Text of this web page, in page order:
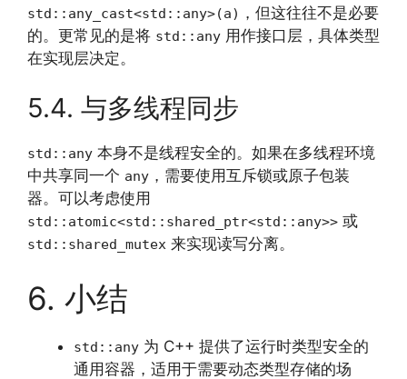
std::any_cast<std::any>(a) ，但这往往不是必要
的。更常见的是将 std::any 用作接口层，具体类型
在实现层决定。
5.4. 与多线程同步
std::any 本身不是线程安全的。如果在多线程环境
中共享同一个 any ，需要使用互斥锁或原子包装
器。可以考虑使用
std::atomic<std::shared_ptr<std::any>> 或
std::shared_mutex 来实现读写分离。
6. 小结
std::any 为 C++ 提供了运行时类型安全的
通用容器，适用于需要动态类型存储的场